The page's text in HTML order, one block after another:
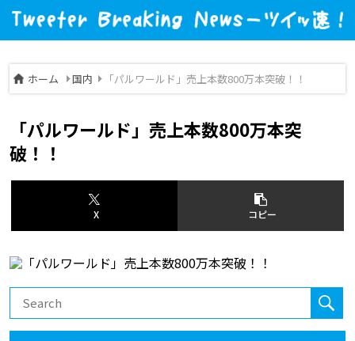
ホーム 国内 「パルワールド」売上本数800万本突破！！
「パルワールド」売上本数800万本突
破！！
X コピー